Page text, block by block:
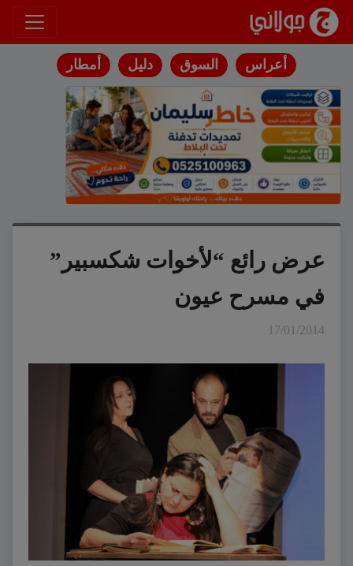
انتقل إلى المحتوى
أعراس السوق دليل أمطار
عرض رائع “لأخوات شكسبير”
في مسرح عيون
17/01/2014